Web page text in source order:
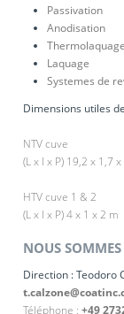
Passivation
Anodisation
Thermolaquage
Laquage
Systemes de
Dimensions utiles
NTV cuve
(L x l x P) 19,2 x 1,7
HTV cuve 1 & 2
(L x l x P) 4 x 1 x 2 m
NOUS
Direction : Teodoro
Téléphone : +49